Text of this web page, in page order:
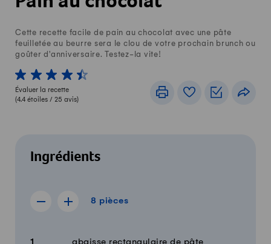
Cette recette facile de pain au chocolat avec une pâte
feuilletée au beurre sera le clou de votre prochain brunch ou
goûter d'anniversaire. Testez-la vite!
1 von 5 étoiles
2 von 5 étoiles
3 von 5 étoiles
4 von 5 étoiles
5 von 5 étoiles
Évaluer la recette
(4.4 étoiles / 25 avis)
ImprimerLivre de recettes
Listes de
Ingrédients
Afficher la recette de 7 pièces
Afficher la recette de 9 pièces
8 pièces
Quantité Ingrédients